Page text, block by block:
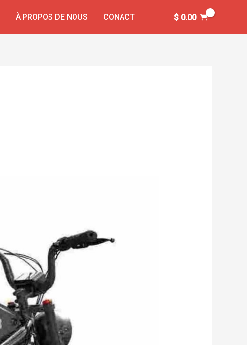
À PROPOS DE NOUS CONACT $0.00